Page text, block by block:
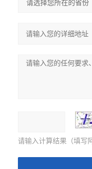
请输入计算结果（填写